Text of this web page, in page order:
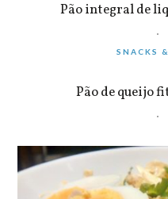
Pão integral de
SNACKS
Pão de queijo